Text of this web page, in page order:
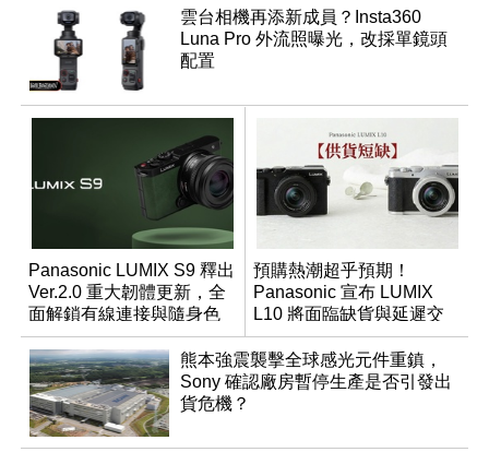
雲台相機再添新成員？Insta360
Luna Pro 外流照曝光，改採單鏡頭
配置
Panasonic LUMIX S9 釋出
Ver.2.0 重大韌體更新，全
面解鎖有線連接與隨身色
調編輯
預購熱潮超乎預期！
Panasonic 宣布 LUMIX
L10 將面臨缺貨與延遲交
貨時間
熊本強震襲擊全球感光元件重鎮，
Sony 確認廠房暫停生產是否引發出
貨危機？